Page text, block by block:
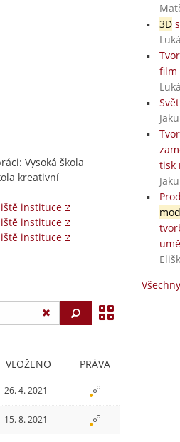
Vysoká škola
kreativní
instituce
instituce
instituce
3D
film
tisk
Vyhledat
VLOŽENO PRÁVA
26. 4. 2021
15. 8. 2021